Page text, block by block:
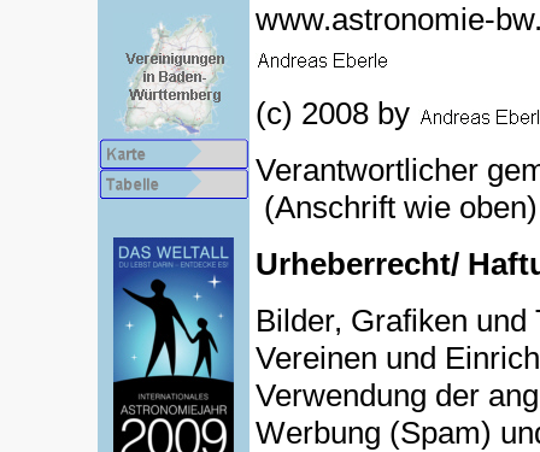
www.astronomie-
(c) 2008 by
Verantwortlicher
(Anschrift wie oben)
Urheberrecht/
Bilder, Grafiken
Vereinen und
Verwendung der
Werbung (Spam)